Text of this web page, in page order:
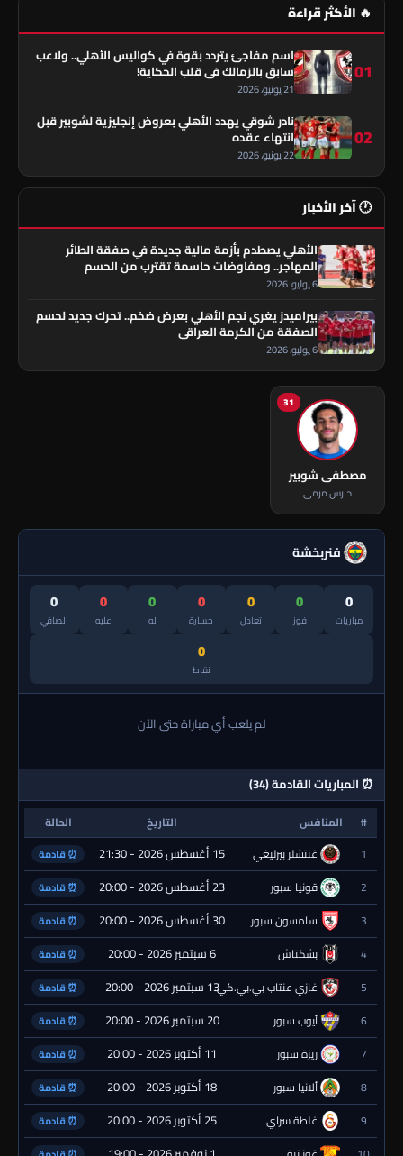
🔥 الأكثر قراءة
01
اسم مفاجئ يتردد بقوة في كواليس الأهلي.. ولاعب
سابق بالزمالك في قلب الحكاية!
21 يونيو، 2026
02
نادر شوقي يهدد الأهلي بعروض إنجليزية لشوبير قبل
انتهاء عقده
22 يونيو، 2026
🕐 آخر الأخبار
الأهلي يصطدم بأزمة مالية جديدة في صفقة الطائر
المهاجر.. ومفاوضات حاسمة تقترب من الحسم
6 يوليو، 2026
بيراميدز يغري نجم الأهلي بعرض ضخم.. تحرك جديد لحسم
الصفقة من الكرمة العراقي
6 يوليو، 2026
31
مصطفى شوبير
حارس مرمى
فنربخشة
0
مباريات
0
فوز
0
تعادل
0
خسارة
0
له
0
عليه
0
الصافي
0
نقاط
لم يلعب أي مباراة حتى الآن
⏰ المباريات القادمة (34)
# المنافس التاريخ
الحالة
1
غنتشلر بيرليغي 15 أغسطس 2026 - 21:30 ⏰ قادمة
2 قونيا سبور 23 أغسطس 2026 - 20:00 ⏰ قادمة
3 سامسون سبور 30 أغسطس 2026 - 20:00 ⏰ قادمة
4 بشكتاش 6 سبتمبر 2026 - 20:00 ⏰ قادمة
5 غازي عنتاب بي.بي.كي.13 سبتمبر 2026 - 20:00 ⏰ قادمة
6 أيوب سبور 20 سبتمبر 2026 - 20:00 ⏰ قادمة
7 ريزة سبور 11 أكتوبر 2026 - 20:00 ⏰ قادمة
8 ألانيا سبور 18 أكتوبر 2026 - 20:00 ⏰ قادمة
9 غلطة سراي 25 أكتوبر 2026 - 20:00 ⏰ قادمة